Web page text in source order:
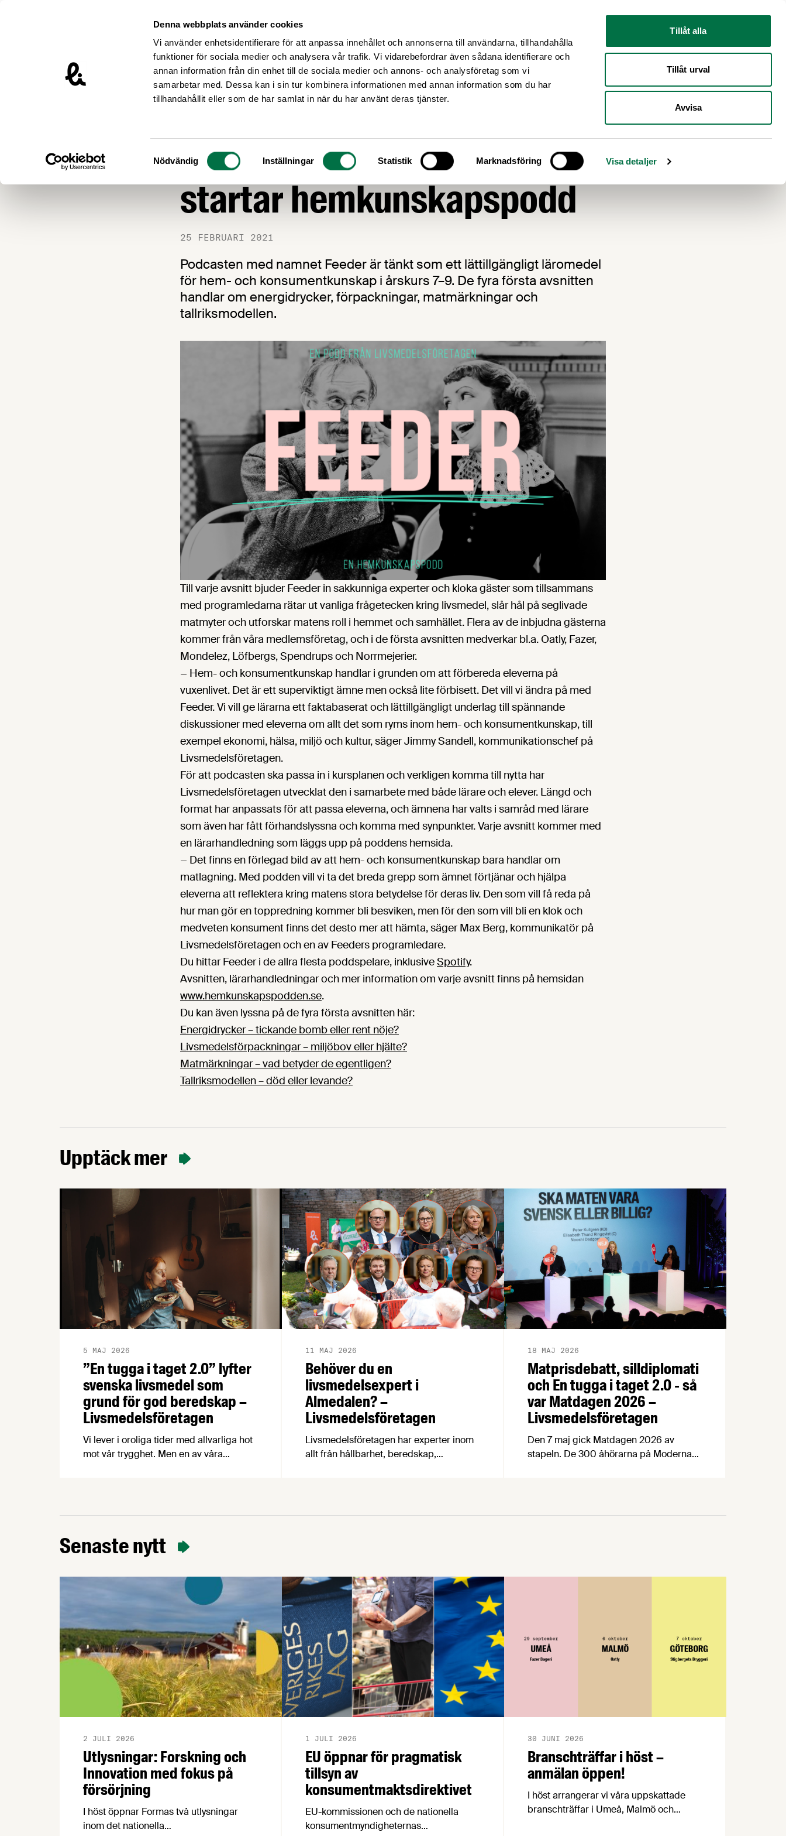
Denna webbplats använder cookies
Vi använder enhetsidentifierare för att anpassa innehållet och annonserna till användarna, tillhandahålla
funktioner för sociala medier och analysera vår trafik. Vi vidarebefordrar även sådana identifierare och
annan information från din enhet till de sociala medier och annons- och analysföretag som vi
samarbetar med. Dessa kan i sin tur kombinera informationen med annan information som du har
tillhandahållit eller som de har samlat in när du har använt deras tjänster.
Samtyckesval
Nödvändig Inställningar Statistik Marknadsföring Visa detaljer
Tillåt alla
Tillåt urval
Avvisa
Livsmedelsföretagen – till startsidan
Nyheter
Livsmedelsföretagen
startar hemkunskapspodd
25 FEBRUARI 2021
Podcasten med namnet Feeder är tänkt som ett lättillgängligt läromedel
för hem- och konsumentkunskap i årskurs 7–9. De fyra första avsnitten
handlar om energidrycker, förpackningar, matmärkningar och
tallriksmodellen.
Till varje avsnitt bjuder Feeder in sakkunniga experter och kloka gäster som tillsammans
med programledarna rätar ut vanliga frågetecken kring livsmedel, slår hål på seglivade
matmyter och utforskar matens roll i hemmet och samhället. Flera av de inbjudna gästerna
kommer från våra medlemsföretag, och i de första avsnitten medverkar bl.a. Oatly, Fazer,
Mondelez, Löfbergs, Spendrups och Norrmejerier.
− Hem- och konsumentkunskap handlar i grunden om att förbereda eleverna på
vuxenlivet. Det är ett superviktigt ämne men också lite förbisett. Det vill vi ändra på med
Feeder. Vi vill ge lärarna ett faktabaserat och lättillgängligt underlag till spännande
diskussioner med eleverna om allt det som ryms inom hem- och konsumentkunskap, till
exempel ekonomi, hälsa, miljö och kultur, säger Jimmy Sandell, kommunikationschef på
Livsmedelsföretagen.
För att podcasten ska passa in i kursplanen och verkligen komma till nytta har
Livsmedelsföretagen utvecklat den i samarbete med både lärare och elever. Längd och
format har anpassats för att passa eleverna, och ämnena har valts i samråd med lärare
som även har fått förhandslyssna och komma med synpunkter. Varje avsnitt kommer med
en lärarhandledning som läggs upp på poddens hemsida.
− Det finns en förlegad bild av att hem- och konsumentkunskap bara handlar om
matlagning. Med podden vill vi ta det breda grepp som ämnet förtjänar och hjälpa
eleverna att reflektera kring matens stora betydelse för deras liv. Den som vill få reda på
hur man gör en toppredning kommer bli besviken, men för den som vill bli en klok och
medveten konsument finns det desto mer att hämta, säger Max Berg, kommunikatör på
Livsmedelsföretagen och en av Feeders programledare.
Du hittar Feeder i de allra flesta poddspelare, inklusiveSpotify.
Avsnitten, lärarhandledningar och mer information om varje avsnitt finns på hemsidan
www.hemkunskapspodden.se.
Du kan även lyssna på de fyra första avsnitten här:
Energidrycker – tickande bomb eller rent nöje?
Livsmedelsförpackningar – miljöbov eller hjälte?
Matmärkningar – vad betyder de egentligen?
Tallriksmodellen – död eller levande?
Upptäck mer
”En tugga i taget 2.0” lyfter
svenska livsmedel som
grund för god beredskap –
Livsmedelsföretagen
5 MAJ 2026
Vi lever i oroliga tider med allvarliga hot
mot vår trygghet. Men en av våra
uppdaterat fjolårets kampanj ”En tugga i
taget” med nya …
Behöver du en
livsmedelsexpert i
Almedalen? –
Livsmedelsföretagen
11 MAJ 2026
Livsmedelsföretagen har experter inom
allt från hållbarhet, beredskap,
Matprisdebatt, silldiplomati
och En tugga i taget 2.0 - så
var Matdagen 2026 –
Livsmedelsföretagen
18 MAJ 2026
Den 7 maj gick Matdagen 2026 av
stapeln. De 300 åhörarna på Moderna
en kort video. Det övergripande temat …
Senaste nytt
Utlysningar: Forskning och
Innovation med fokus på
försörjning
2 JULI 2026
I höst öppnar Formas två utlysningar
inom det nationella
EU öppnar för pragmatisk
tillsyn av
konsumentmaktsdirektivet
1 JULI 2026
EU-kommissionen och de nationella
konsumentmyndigheternas
Branschträffar i höst –
anmälan öppen!
30 JUNI 2026
I höst arrangerar vi våra uppskattade
branschträffar i Umeå, Malmö och